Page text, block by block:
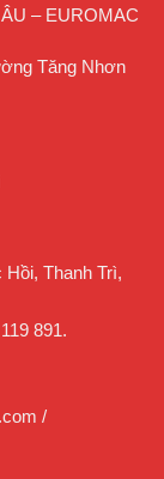
– EUROMAC
Tăng Nhơn
Thanh Trì,
891.
/